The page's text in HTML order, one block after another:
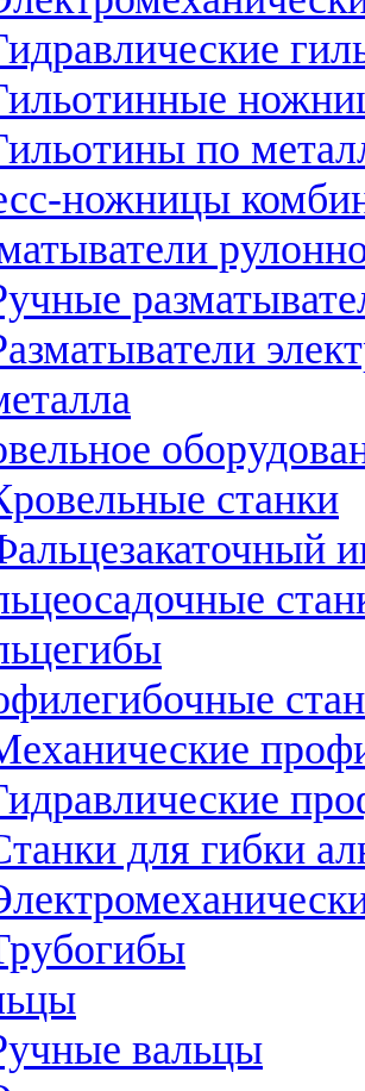
по
ножницы
станки
для гибки
вальцы